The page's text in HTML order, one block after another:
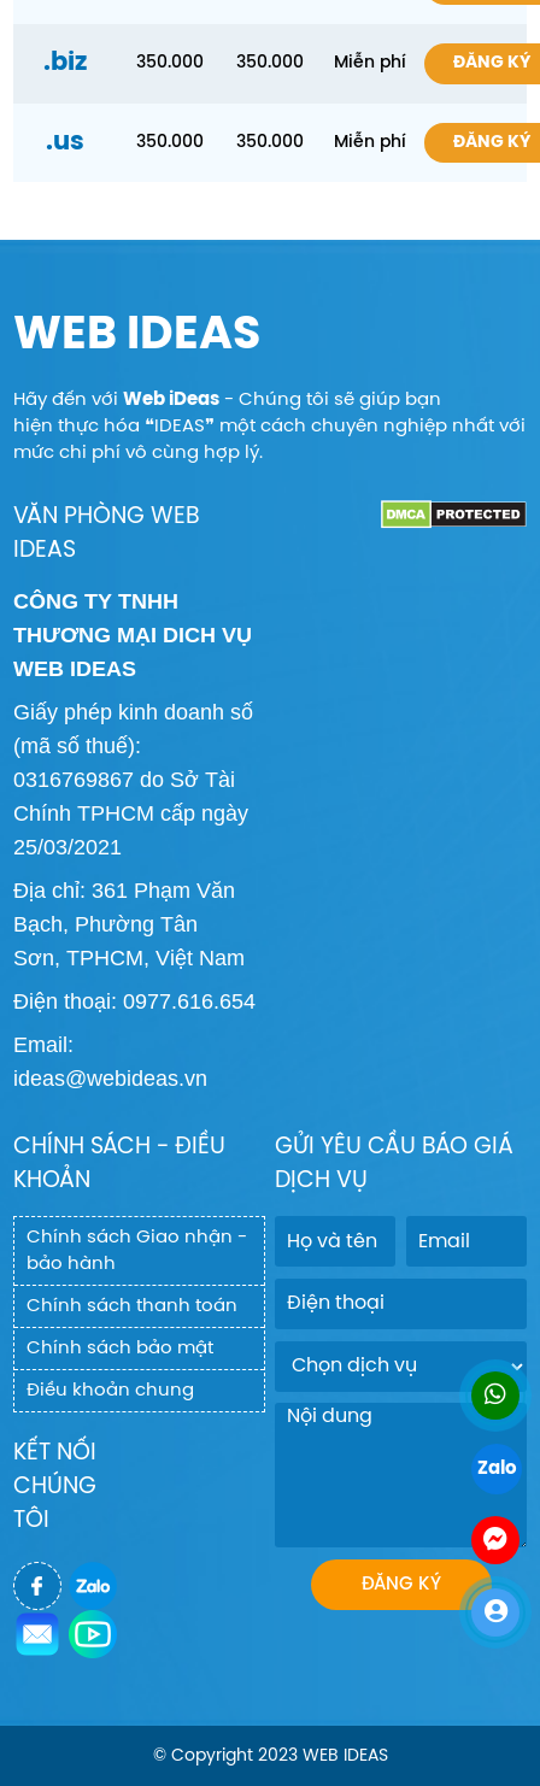
.biz 350.000 350.000 Miễn phí ĐĂNG KÝ
.us 350.000 350.000 Miễn phí ĐĂNG KÝ
WEB IDEAS
Hãy đến vớiWeb iDeas - Chúng tôi sẽ giúp bạn
hiện thực hóa ❝IDEAS❞ một cách chuyên nghiệp nhất với
mức chi phí vô cùng hợp lý.
VĂN PHÒNG WEB
IDEAS
CÔNG TY TNHH
THƯƠNG MẠI DICH VỤ
WEB IDEAS
Giấy phép kinh doanh số
(mã số thuế):
0316769867 do Sở Tài
Chính TPHCM cấp ngày
25/03/2021
Địa chỉ: 361 Phạm Văn
Bạch, Phường Tân
Sơn, TPHCM, Việt Nam
Điện thoại: 0977.616.654
Email:
ideas@webideas.vn
CHÍNH SÁCH - ĐIỀU
KHOẢN
Chính sách Giao nhận -
bảo hành
Chính sách thanh toán
Chính sách bảo mật
Điều khoản chung
KẾT NỐI
CHÚNG
TÔI
GỬI YÊU CẦU BÁO GIÁ
DỊCH VỤ
© Copyright 2023 WEB IDEAS
Zalo